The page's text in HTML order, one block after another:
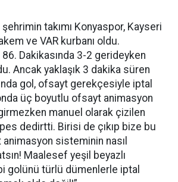
takımı Konyaspor, Kayseri
ve VAR kurbanı oldu.
Dakikasında 3-2 gerideyken
Ancak yaklaşık 3 dakika süren
gol, ofsayt gerekçesiyle iptal
üç boyutlu ofsayt animasyon
manuel olarak çizilen
dedirtti. Birisi de çıkıp bize bu
sisteminin nasıl
Maalesef yeşil beyazlı
golünü türlü dümenlerle iptal